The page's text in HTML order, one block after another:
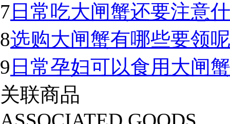
7 日常吃大闸蟹还要注意
8选购大闸蟹有哪些要领
9 日常孕妇可以食用大闸
关联商品